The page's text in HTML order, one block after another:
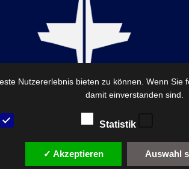
Nutzererlebnis bieten zu können. Wenn
damit einverstanden sind.
Statistik
✓ Akzeptieren Auswahl